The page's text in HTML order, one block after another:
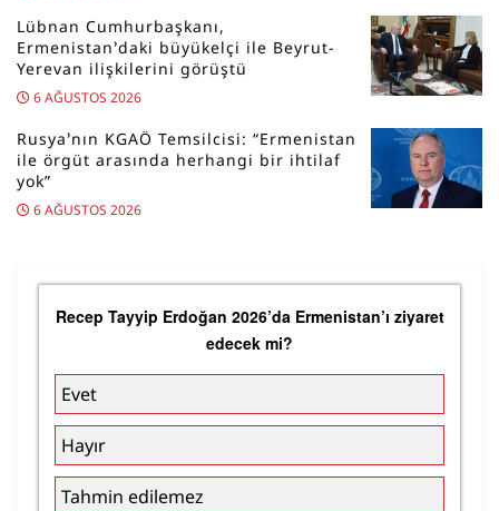
Lübnan Cumhurbaşkanı,
Ermenistan’daki büyükelçi ile Beyrut-
Yerevan ilişkilerini görüştü
6 AĞUSTOS 2026
Rusya’nın KGAÖ Temsilcisi: “Ermenistan
ile örgüt arasında herhangi bir ihtilaf
yok”
6 AĞUSTOS 2026
Recep Tayyip Erdoğan 2026’da Ermenistan’ı ziyaret
edecek mi?
Evet
Hayır
Tahmin edilemez